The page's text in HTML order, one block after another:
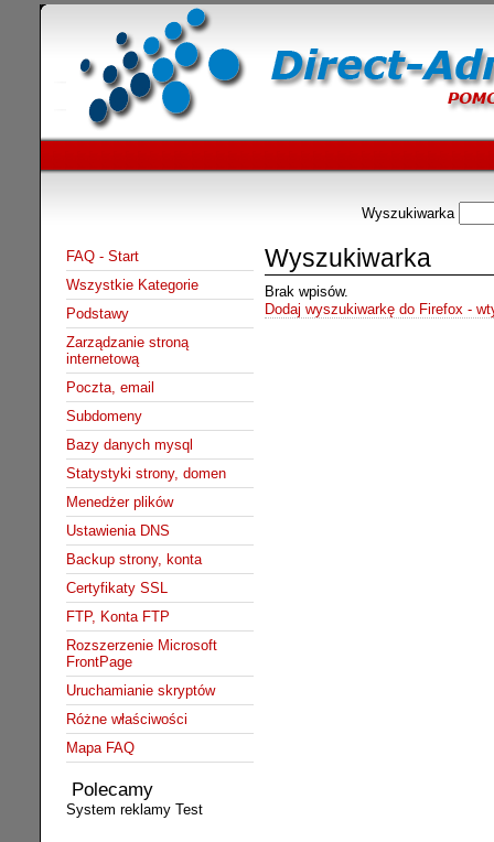
Wyszukiwarka
FAQ - Start
Wszystkie Kategorie
Podstawy
Zarządzanie stroną
internetową
Poczta, email
Subdomeny
Bazy danych mysql
Statystyki strony, domen
Menedżer plików
Ustawienia DNS
Backup strony, konta
Certyfikaty SSL
FTP, Konta FTP
Rozszerzenie Microsoft
FrontPage
Uruchamianie skryptów
Różne właściwości
Mapa FAQ
Polecamy
System reklamy Test
Wyszukiwarka
Brak wpisów.
Dodaj wyszukiwarkę do Firefox -